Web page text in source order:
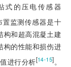
式的压电传感器
监测传感器是十
构和超高混凝土建
构的性能和损伤进
进行分析[14-15]。